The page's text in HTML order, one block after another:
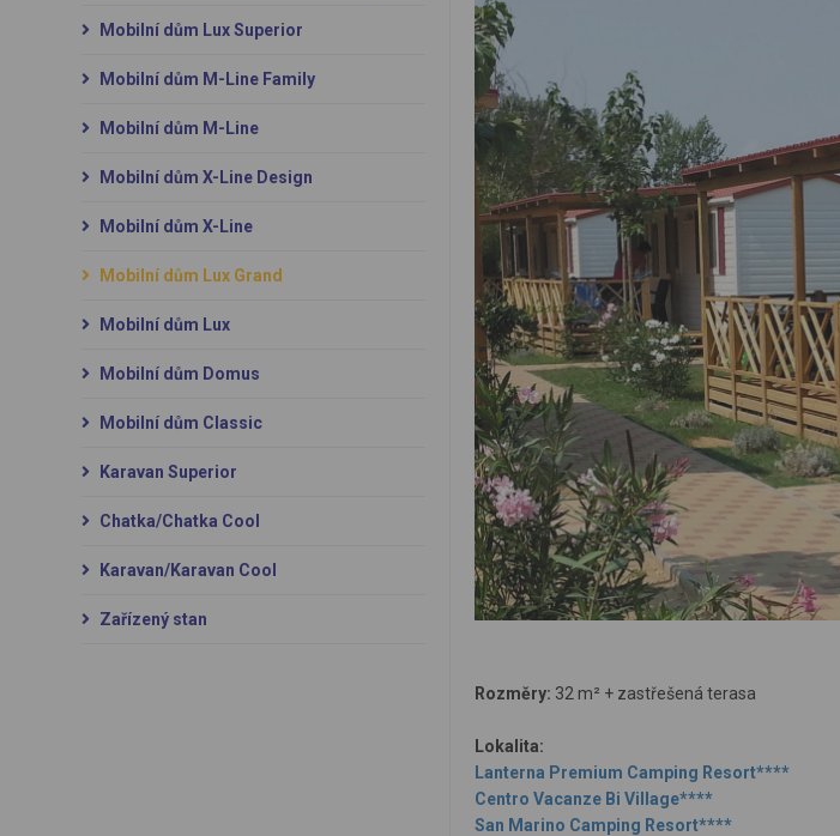
Mobilní dům Lux Superior
Mobilní dům M-Line Family
Mobilní dům M-Line
Mobilní dům X-Line Design
Mobilní dům X-Line
Mobilní dům Lux Grand
Mobilní dům Lux
Mobilní dům Domus
Mobilní dům Classic
Karavan Superior
Chatka/Chatka Cool
Karavan/Karavan Cool
Zařízený stan
Rozměry: 32 m² + zastřešená terasa
Lokalita:
Lanterna Premium Camping Resort****
Centro Vacanze Bi Village****
San Marino Camping Resort****